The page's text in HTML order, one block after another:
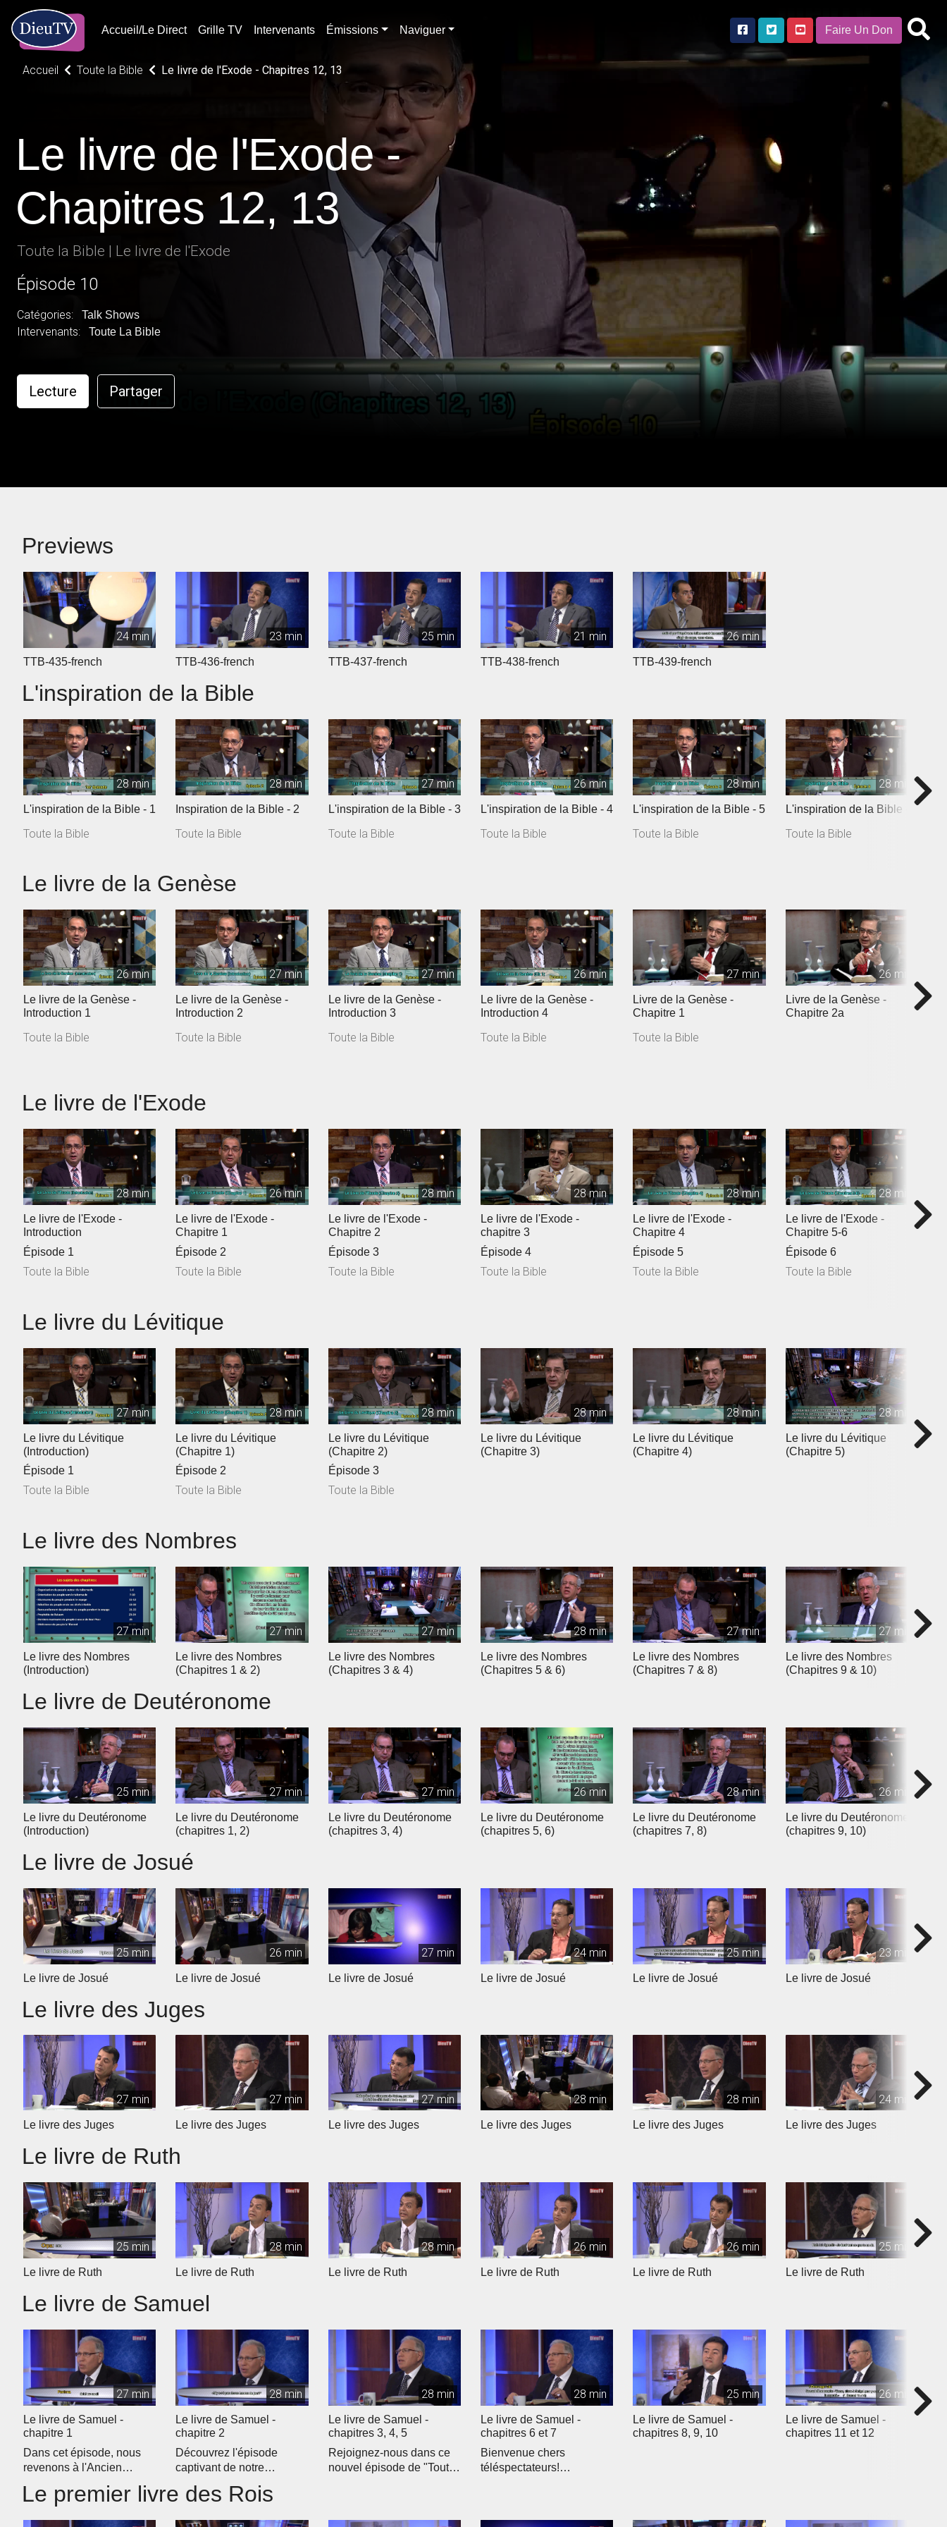
Accueil/Le Direct Grille TV Intervenants Émissions Naviguer Faire Un Don
Accueil Toute la Bible Le livre de l'Exode - Chapitres 12, 13
Le livre de l'Exode -
Chapitres 12, 13
Toute la Bible | Le livre de l'Exode
Épisode 10
Catégories: Talk Shows
Intervenants: Toute La Bible
Lecture Partager
Previews
24 min
TTB-435-french
23 min
TTB-436-french
25 min
TTB-437-french
21 min
TTB-438-french
26 min
TTB-439-french
L'inspiration de la Bible
28 min
L'inspiration de la Bible - 1
Toute la Bible
28 min
Inspiration de la Bible - 2
Toute la Bible
27 min
L'inspiration de la Bible - 3
Toute la Bible
26 min
L'inspiration de la Bible - 4
Toute la Bible
28 min
L'inspiration de la Bible - 5
Toute la Bible
28 min
L'inspiration de la Bible - 6
Toute la Bible
Le livre de la Genèse
26 min
Le livre de la Genèse -
Introduction 1
Toute la Bible
27 min
Le livre de la Genèse -
Introduction 2
Toute la Bible
27 min
Le livre de la Genèse -
Introduction 3
Toute la Bible
26 min
Le livre de la Genèse -
Introduction 4
Toute la Bible
27 min
Livre de la Genèse -
Chapitre 1
Toute la Bible
26 min
Livre de la Genèse -
Chapitre 2a
Le livre de l'Exode
28 min
Le livre de l'Exode -
Introduction
Épisode 1
Toute la Bible
26 min
Le livre de l'Exode -
Chapitre 1
Épisode 2
Toute la Bible
28 min
Le livre de l'Exode -
Chapitre 2
Épisode 3
Toute la Bible
28 min
Le livre de l'Exode -
chapitre 3
Épisode 4
Toute la Bible
28 min
Le livre de l'Exode -
Chapitre 4
Épisode 5
Toute la Bible
28 min
Le livre de l'Exode -
Chapitre 5-6
Épisode 6
Toute la Bible
Le livre du Lévitique
27 min
Le livre du Lévitique
(Introduction)
Épisode 1
Toute la Bible
28 min
Le livre du Lévitique
(Chapitre 1)
Épisode 2
Toute la Bible
28 min
Le livre du Lévitique
(Chapitre 2)
Épisode 3
Toute la Bible
28 min
Le livre du Lévitique
(Chapitre 3)
28 min
Le livre du Lévitique
(Chapitre 4)
28 min
Le livre du Lévitique
(Chapitre 5)
Le livre des Nombres
27 min
Le livre des Nombres
(Introduction)
27 min
Le livre des Nombres
(Chapitres 1 & 2)
27 min
Le livre des Nombres
(Chapitres 3 & 4)
28 min
Le livre des Nombres
(Chapitres 5 & 6)
27 min
Le livre des Nombres
(Chapitres 7 & 8)
27 min
Le livre des Nombres
(Chapitres 9 & 10)
Le livre de Deutéronome
25 min
Le livre du Deutéronome
(Introduction)
27 min
Le livre du Deutéronome
(chapitres 1, 2)
27 min
Le livre du Deutéronome
(chapitres 3, 4)
26 min
Le livre du Deutéronome
(chapitres 5, 6)
28 min
Le livre du Deutéronome
(chapitres 7, 8)
26 min
Le livre du Deutéronome
(chapitres 9, 10)
Le livre de Josué
25 min
Le livre de Josué
26 min
Le livre de Josué
27 min
Le livre de Josué
24 min
Le livre de Josué
25 min
Le livre de Josué
23 min
Le livre de Josué
Le livre des Juges
27 min
Le livre des Juges
27 min
Le livre des Juges
27 min
Le livre des Juges
28 min
Le livre des Juges
28 min
Le livre des Juges
24 min
Le livre des Juges
Le livre de Ruth
25 min
Le livre de Ruth
28 min
Le livre de Ruth
28 min
Le livre de Ruth
26 min
Le livre de Ruth
26 min
Le livre de Ruth
25 min
Le livre de Ruth
Le livre de Samuel
27 min
Le livre de Samuel -
chapitre 1
Dans cet épisode, nous
revenons à l'Ancien
notre étud...
28 min
Le livre de Samuel -
chapitre 2
Découvrez l'épisode
captivant de notre
biblique quotidien �...
28 min
Le livre de Samuel -
chapitres 3, 4, 5
Rejoignez-nous dans ce
nouvel épisode de "Toute
28 min
Le livre de Samuel -
chapitres 6 et 7
Bienvenue chers
téléspectateurs!
25 min
Le livre de Samuel -
chapitres 8, 9, 10
26 min
Le livre de Samuel -
chapitres 11 et 12
Le premier livre des Rois